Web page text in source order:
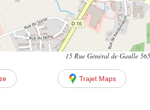
15 Rue Général de Gaulle
Trajet Maps